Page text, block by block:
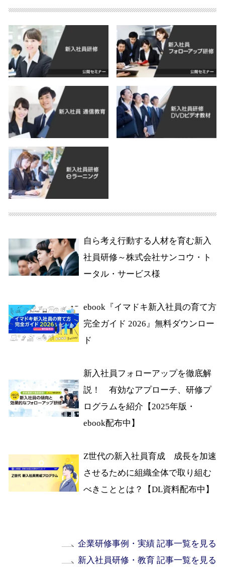
自ら考え行動する人材を育む新入
社員研修～株式会社サンコウ・ト
ータル・サービス様
ebook『イマドキ新入社員の育て方
完全ガイド 2026』無料ダウンロー
ド
新入社員フォローアップを徹底解
説！ 有効なアプローチ、研修プ
ログラムを紹介【2025年版・
ebook配布中】
Z世代の新入社員育成 成長を加速
させるために組織全体で取り組む
べきこととは？【DL資料配布中】
企業研修事例・実績 記事一覧を見る
新入社員研修・教育 記事一覧を見る